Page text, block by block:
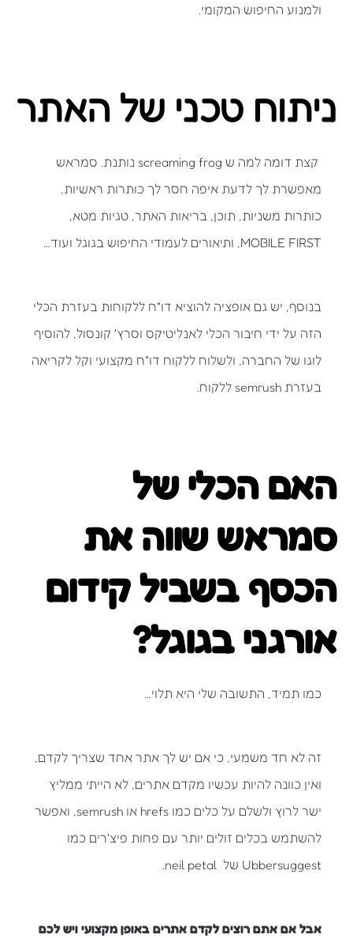
ולמנוע החיפוש המקומי.
ניתוח טכני של האתר
קצת דומה למה ש screaming frog נותנת. סמראש
מאפשרת לך לדעת איפה חסר לך כותרות ראשיות,
כותרות משניות, תוכן, בריאות האתר, טגיות מטא,
MOBILE FIRST, ותיאורים לעמודי החיפוש בגוגל ועוד…
בנוסף, יש גם אופציה להוציא דו"ח ללקוחות בעזרת הכלי
הזה על ידי חיבור הכלי לאנליטיקס וסרץ' קונסול, להוסיף
לוגו של החברה, ולשלוח ללקוח דו"ח מקצועי וקל לקריאה
בעזרת semrush ללקוח.
האם הכלי של
סמראש שווה את
הכסף בשביל קידום
אורגני בגוגל?
כמו תמיד, התשובה שלי היא תלוי…
זה לא חד משמעי, כי אם יש לך אתר אחד שצריך לקדם,
ואין כוונה להיות עכשיו מקדם אתרים, לא הייתי ממליץ
ישר לרוץ ולשלם על כלים כמו hrefs או semrush, ואפשר
להשתמש בכלים זולים יותר עם פחות פיצ'רים כמו
Ubbersuggest של neil petal.
אבל אם אתם רוצים לקדם אתרים באופן מקצועי ויש לכם